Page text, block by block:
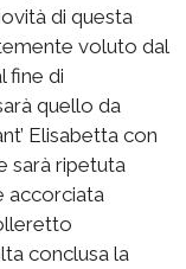
di questa
voluto dal
fine di
quello da
Elisabetta con
sarà ripetuta
accorciata
conclusa la